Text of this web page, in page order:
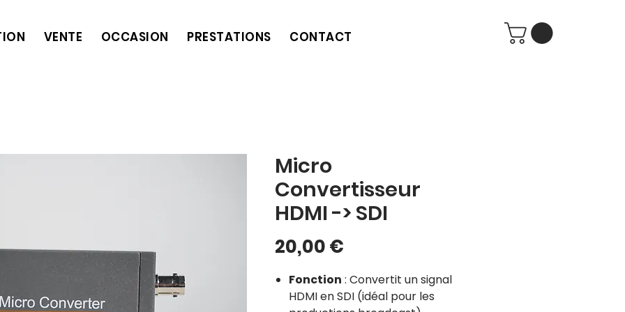
VENTE OCCASION PRESTATIONS CONTACT
Micro
Convertisseur
HDMI -> SDI
20,00 €
Fonction : Convertit un signal
HDMI en SDI (idéal pour les